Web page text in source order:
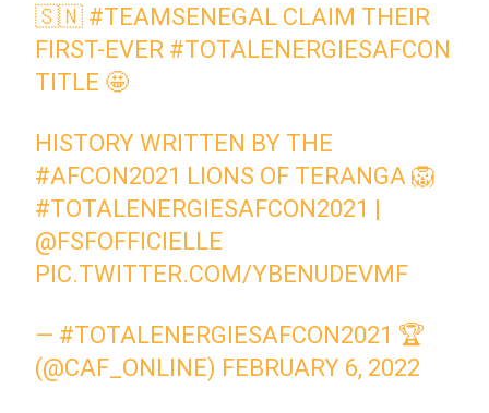
🇸🇳 #TEAMSENEGAL CLAIM THEIR
FIRST-EVER #TOTALENERGIESAFCON
TITLE 🤩
HISTORY WRITTEN BY THE
#AFCON2021 LIONS OF TERANGA 🦁
#TOTALENERGIESAFCON2021
@FSFOFFICIELLE
PIC.TWITTER.COM/YBENUDEVMF
— #TOTALENERGIESAFCON2021 🏆
(@CAF_ONLINE) FEBRUARY 6, 2022